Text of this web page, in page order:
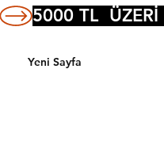
Yeni Sayfa